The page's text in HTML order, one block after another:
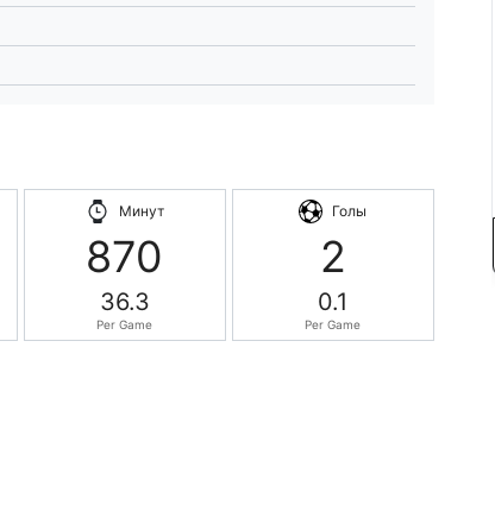
Минут
870
36.3
Per Game
Голы
2
0.1
Per Game